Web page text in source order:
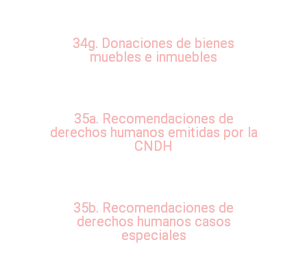
34g. Donaciones de bienes
muebles e inmuebles
35a. Recomendaciones de
derechos humanos emitidas por la
CNDH
35b. Recomendaciones de
derechos humanos casos
especiales